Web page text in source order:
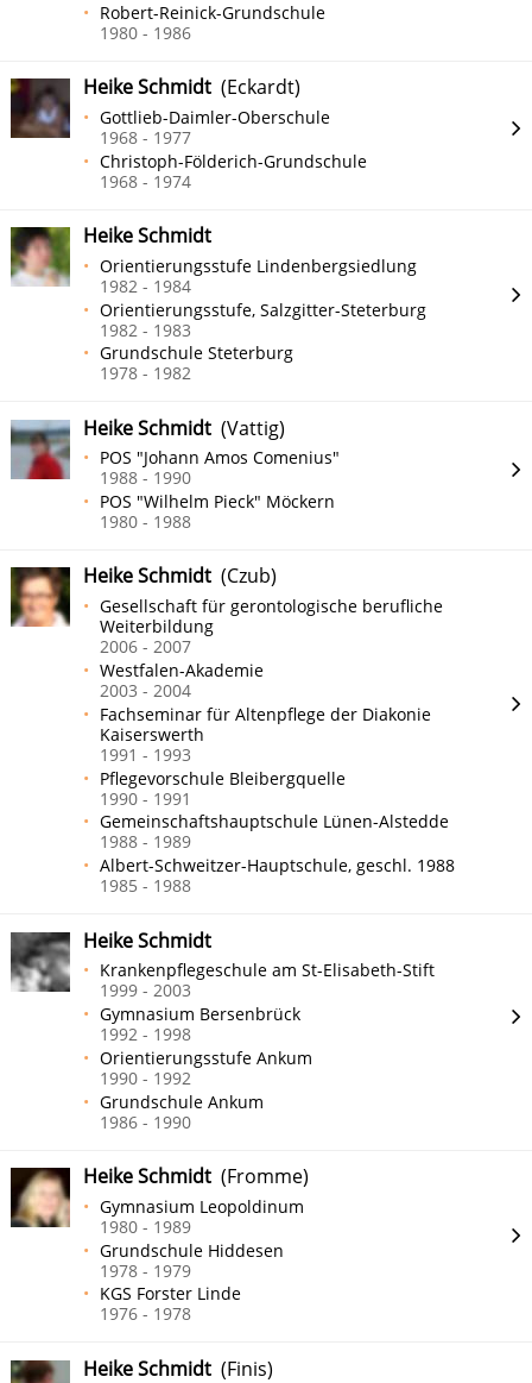
Robert-Reinick-Grundschule
1980 - 1986
Heike Schmidt (Eckardt)
Gottlieb-Daimler-Oberschule
1968 - 1977
Christoph-Földerich-Grundschule
1968 - 1974
Heike Schmidt
Orientierungsstufe Lindenbergsiedlung
1982 - 1984
Orientierungsstufe, Salzgitter-Steterburg
1982 - 1983
Grundschule Steterburg
1978 - 1982
Heike Schmidt (Vattig)
POS "Johann Amos Comenius"
1988 - 1990
POS "Wilhelm Pieck" Möckern
1980 - 1988
Heike Schmidt (Czub)
Gesellschaft für gerontologische berufliche
Weiterbildung
2006 - 2007
Westfalen-Akademie
2003 - 2004
Fachseminar für Altenpflege der Diakonie
Kaiserswerth
1991 - 1993
Pflegevorschule Bleibergquelle
1990 - 1991
Gemeinschaftshauptschule Lünen-Alstedde
1988 - 1989
Albert-Schweitzer-Hauptschule, geschl. 1988
1985 - 1988
Heike Schmidt
Krankenpflegeschule am St-Elisabeth-Stift
1999 - 2003
Gymnasium Bersenbrück
1992 - 1998
Orientierungsstufe Ankum
1990 - 1992
Grundschule Ankum
1986 - 1990
Heike Schmidt (Fromme)
Gymnasium Leopoldinum
1980 - 1989
Grundschule Hiddesen
1978 - 1979
KGS Forster Linde
1976 - 1978
Heike Schmidt (Finis)